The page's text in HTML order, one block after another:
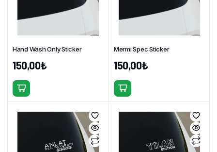
ürün
ürün
Hand Wash Only Sticker
150,00₺
Bu
ürünün
varyasyonu
Mermi Spec Sticker
150,00₺
Bu
ürünün
varyasyonu